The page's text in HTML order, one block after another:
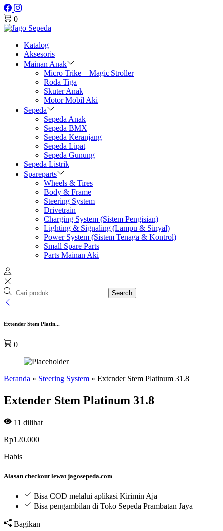
0
Katalog
Aksesoris
Mainan Anak
Micro Trike – Magic Stroller
Roda Tiga
Skuter Anak
Motor Mobil Aki
Sepeda
Sepeda Anak
Sepeda BMX
Sepeda Keranjang
Sepeda Lipat
Sepeda Gunung
Sepeda Listrik
Spareparts
Wheels & Tires
Body & Frame
Steering System
Drivetrain
Charging System (Sistem Pengisian)
Lighting & Signaling (Lampu & Sinyal)
Power System (Sistem Tenaga & Kontrol)
Small Spare Parts
Parts Mainan Aki
Search
Extender Stem Platin...
0
Beranda » Steering System » Extender Stem Platinum 31.8
Extender Stem Platinum 31.8
11 dilihat
Rp120.000
Habis
Alasan checkout lewat jagosepeda.com
Bisa COD melalui aplikasi Kirimin Aja
Bisa pengambilan di Toko Sepeda Prambatan Jaya
Bagikan